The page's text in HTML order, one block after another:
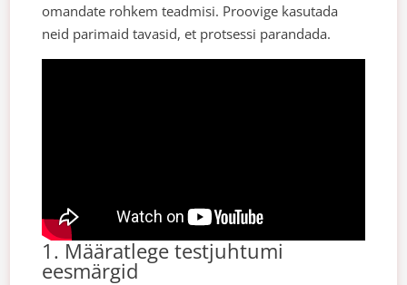
omandate rohkem teadmisi. Proovige kasutada
neid parimaid tavasid, et protsessi parandada.
1. Määratlege testjuhtumi
eesmärgid